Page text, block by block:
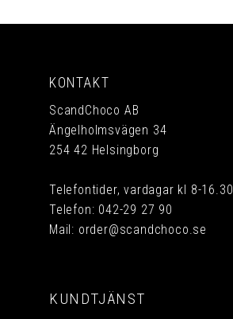
KONTAKT
ScandChoco AB
Ängelholmsvägen 34
254 42 Helsingborg
Telefontider, vardagar kl 8-16.30
Telefon: 042-29 27 90
Mail: order@scandchoco.se
KUNDTJÄNST